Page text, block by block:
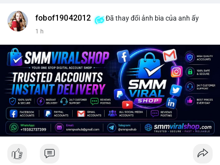
fobof19042012 Đã thay đổi ảnh bìa của anh ấy
1 h